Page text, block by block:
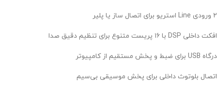
۲ ورودی Line استریو برای اتصال ساز یا پلیر
افکت داخلی DSP با ۱۶ پریست متنوع برای تنظیم دقیق صدا
درگاه USB برای ضبط و پخش مستقیم از کامپیوتر
اتصال بلوتوث داخلی برای پخش موسیقی بی‌سیم